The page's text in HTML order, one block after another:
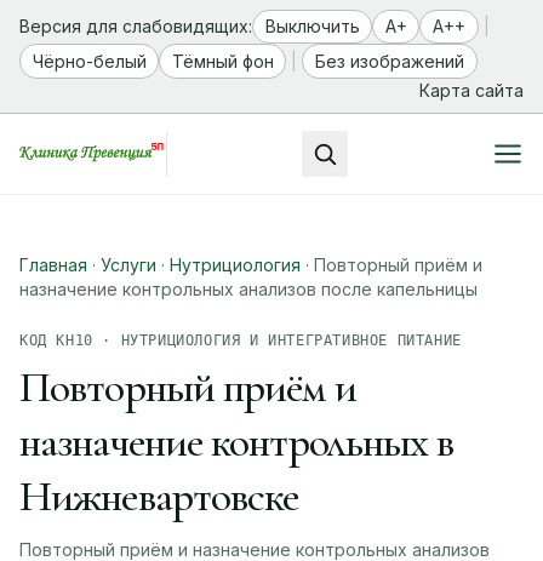
Версия для слабовидящих: Выключить A+ A++
Чёрно-белый
Тёмный фон
Без изображений
Карта сайта
Главная · Услуги · Нутрициология · Повторный приём и
назначение контрольных анализов после капельницы
КОД КН10 · НУТРИЦИОЛОГИЯ И ИНТЕГРАТИВНОЕ ПИТАНИЕ
Повторный приём и
назначение контрольных в
Нижневартовске
Повторный приём и назначение контрольных анализов